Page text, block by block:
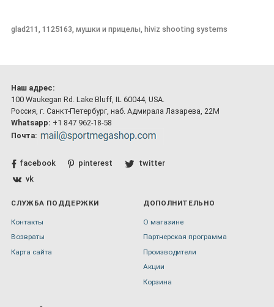
glad211, 1125163, мушки и прицелы, hiviz shooting systems
Наш адрес:
100 Waukegan Rd. Lake Bluff, IL 60044, USA.
Россия, г. Санкт-Петербург, наб. Адмирала Лазарева, 22М
Whatsapp: +1 847 962-18-58
Почта:
facebook pinterest
twitter
vk
СЛУЖБА ПОДДЕРЖКИ
Контакты
Возвраты
Карта сайта
ДОПОЛНИТЕЛЬНО
О магазине
Партнерская программа
Производители
Акции
Корзина